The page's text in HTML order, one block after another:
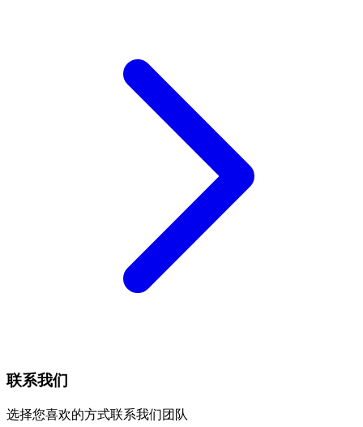
联系我们
选择您喜欢的方式联系我们团队